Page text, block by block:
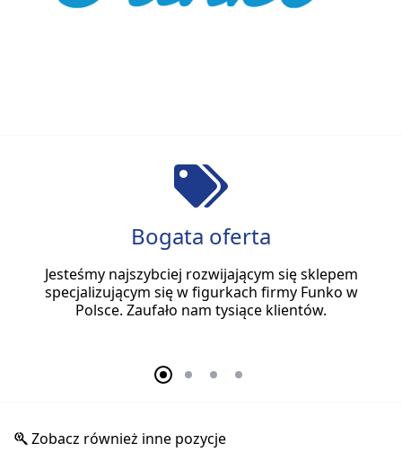
Bogata oferta
Jesteśmy najszybciej rozwijającym się sklepem
specjalizującym się w figurkach firmy Funko w
Polsce. Zaufało nam tysiące klientów.
Zobacz również inne pozycje